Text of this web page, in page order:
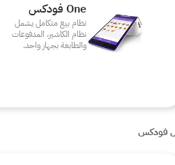
One فودكس
نظام بيع متكامل يشمل
نظام الكاشير، المدفوعات
والطابعة بجهاز واحد.
فودكس